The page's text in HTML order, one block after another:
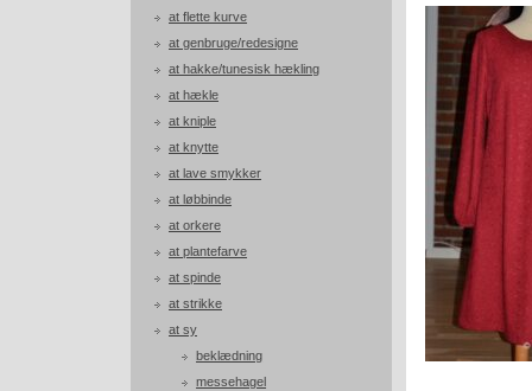
at flette kurve
at genbruge/redesigne
at hakke/tunesisk hækling
at hækle
at kniple
at knytte
at lave smykker
at løbbinde
at orkere
at plantefarve
at spinde
at strikke
at sy
beklædning
messehagel